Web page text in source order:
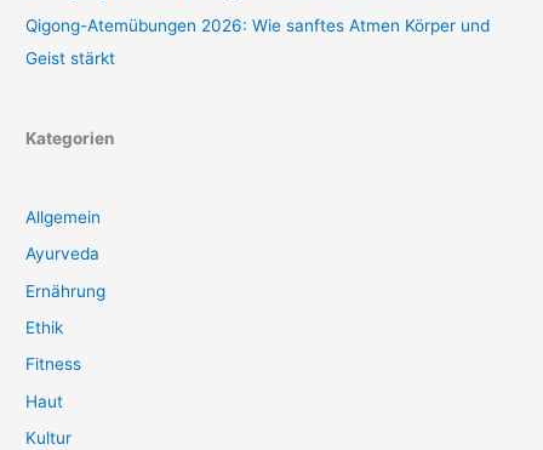
Qigong-Atemübungen 2026: Wie sanftes Atmen Körper und
Geist stärkt
Kategorien
Allgemein
Ayurveda
Ernährung
Ethik
Fitness
Haut
Kultur